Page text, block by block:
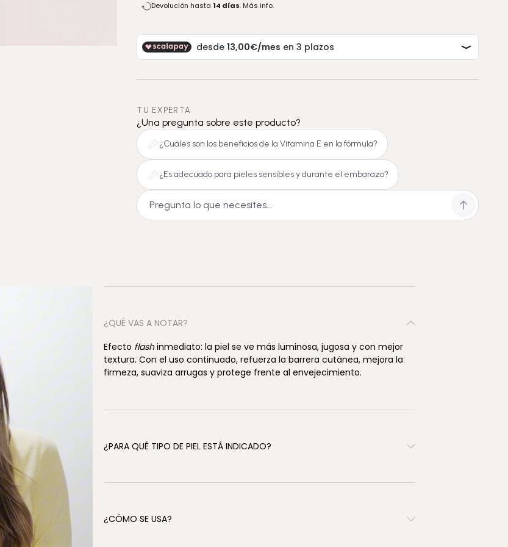
Devolución hasta 14 días. Más info.
TU EXPERTA
¿Una pregunta sobre este producto?
¿Cuáles son los beneficios de la Vitamina E en la fórmula?
¿Es adecuado para pieles sensibles y durante el embarazo?
¿QUÉ VAS A NOTAR?
Efecto flashinmediato: la piel se ve más luminosa, jugosa y con mejor
textura. Con el uso continuado, refuerza la barrera cutánea, mejora la
firmeza, suaviza arrugas y protege frente al envejecimiento.
¿PARA QUÉ TIPO DE PIEL ESTÁ INDICADO?
¿CÓMO SE USA?